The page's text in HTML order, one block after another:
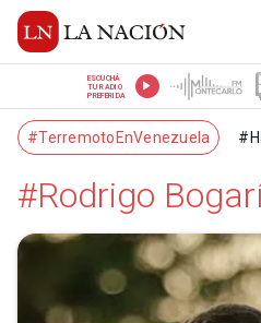
ESCUCHÁ
TU RADIO
PREFERIDA
#TerremotoEnVenezuela
#Rodrigo